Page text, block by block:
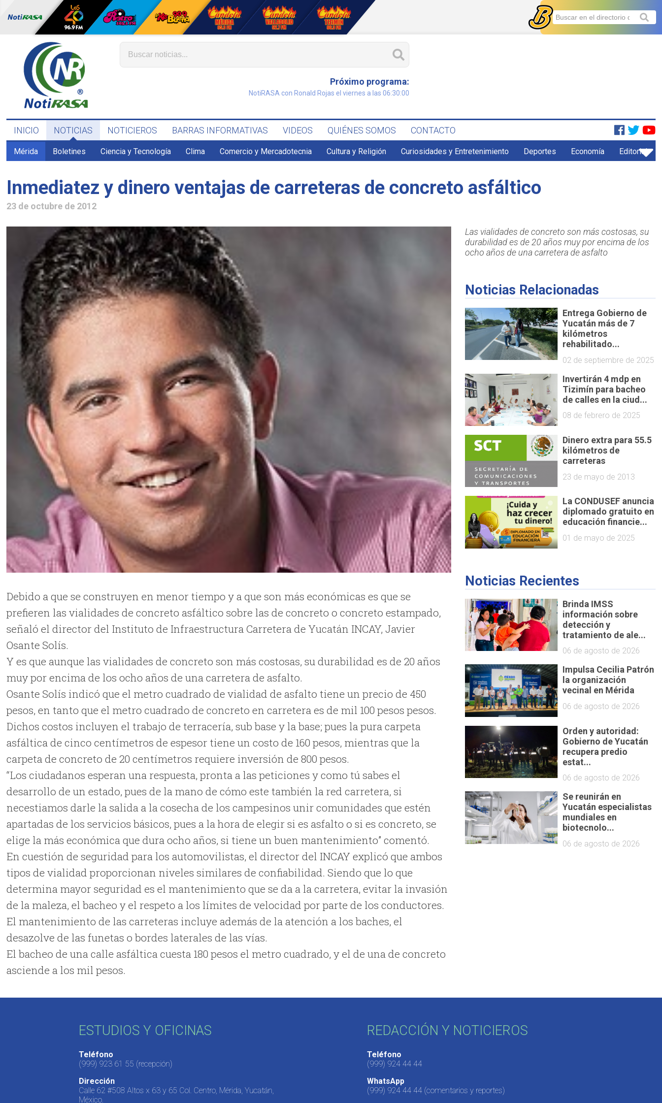
Próximo programa:
NotiRASA con Ronald Rojas el viernes a las 06:30:00
INICIO NOTICIAS NOTICIEROS BARRAS INFORMATIVAS VIDEOS QUIÉNES SOMOS CONTACTO
Mérida Boletines Ciencia y Tecnología Clima Comercio y Mercadotecnia Cultura y Religión Curiosidades y Entretenimiento Deportes Economía Editorial
Inmediatez y dinero ventajas de carreteras de concreto asfáltico
23 de octubre de 2012
Debido a que se construyen en menor tiempo y a que son más económicas es que se
prefieren las vialidades de concreto asfáltico sobre las de concreto o concreto estampado,
señaló el director del Instituto de Infraestructura Carretera de Yucatán INCAY, Javier
Osante Solís.
Y es que aunque las vialidades de concreto son más costosas, su durabilidad es de 20 años
muy por encima de los ocho años de una carretera de asfalto.
Osante Solís indicó que el metro cuadrado de vialidad de asfalto tiene un precio de 450
pesos, en tanto que el metro cuadrado de concreto en carretera es de mil 100 pesos pesos.
Dichos costos incluyen el trabajo de terracería, sub base y la base; pues la pura carpeta
asfáltica de cinco centímetros de espesor tiene un costo de 160 pesos, mientras que la
carpeta de concreto de 20 centímetros requiere inversión de 800 pesos.
“Los ciudadanos esperan una respuesta, pronta a las peticiones y como tú sabes el
desarrollo de un estado, pues de la mano de cómo este también la red carretera, si
necestiamos darle la salida a la cosecha de los campesinos unir comunidades que estén
apartadas de los servicios básicos, pues a la hora de elegir si es asfalto o si es concreto, se
elige la más económica que dura ocho años, si tiene un buen mantenimiento” comentó.
En cuestión de seguridad para los automovilistas, el director del INCAY explicó que ambos
tipos de vialidad proporcionan niveles similares de confiabilidad. Siendo que lo que
determina mayor seguridad es el mantenimiento que se da a la carretera, evitar la invasión
de la maleza, el bacheo y el respeto a los límites de velocidad por parte de los conductores.
El mantenimiento de las carreteras incluye además de la atención a los baches, el
desazolve de las funetas o bordes laterales de las vías.
El bacheo de una calle asfáltica cuesta 180 pesos el metro cuadrado, y el de una de concreto
asciende a los mil pesos.
Las vialidades de concreto son más costosas, su
durabilidad es de 20 años muy por encima de los
ocho años de una carretera de asfalto
Noticias Relacionadas
Entrega Gobierno de
Yucatán más de 7
kilómetros
rehabilitado...
02 de septiembre de 2025
Invertirán 4 mdp en
Tizimín para bacheo
de calles en la ciud...
08 de febrero de 2025
Dinero extra para 55.5
kilómetros de
carreteras
23 de mayo de 2013
La CONDUSEF anuncia
diplomado gratuito en
educación financie...
01 de mayo de 2025
Noticias Recientes
Brinda IMSS
información sobre
detección y
tratamiento de ale...
06 de agosto de 2026
Impulsa Cecilia Patrón
la organización
vecinal en Mérida
06 de agosto de 2026
Orden y autoridad:
Gobierno de Yucatán
recupera predio
estat...
06 de agosto de 2026
Se reunirán en
Yucatán especialistas
mundiales en
biotecnolo...
06 de agosto de 2026
ESTUDIOS Y OFICINAS
Teléfono
(999) 923 61 55 (recepción)
Dirección
Calle 62 #508 Altos x 63 y 65 Col. Centro, Mérida, Yucatán,
México.
REDACCIÓN Y NOTICIEROS
Teléfono
(999) 924 44 44
WhatsApp
(999) 924 44 44 (comentarios y reportes)